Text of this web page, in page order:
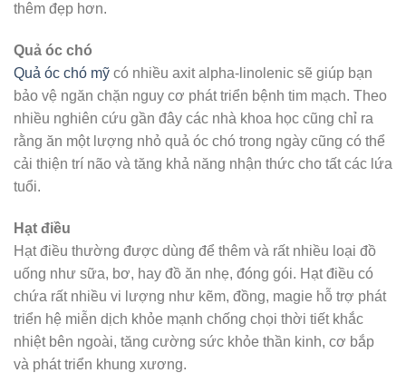
thêm đẹp hơn.
Quả óc chó
Quả óc chó mỹ có nhiều axit alpha-linolenic sẽ giúp bạn
bảo vệ ngăn chặn nguy cơ phát triển bệnh tim mạch. Theo
nhiều nghiên cứu gần đây các nhà khoa học cũng chỉ ra
rằng ăn một lượng nhỏ quả óc chó trong ngày cũng có thể
cải thiện trí não và tăng khả năng nhận thức cho tất các lứa
tuổi.
Hạt điều
Hạt điều thường được dùng để thêm và rất nhiều loại đồ
uống như sữa, bơ, hay đồ ăn nhẹ, đóng gói. Hạt điều có
chứa rất nhiều vi lượng như kẽm, đồng, magie hỗ trợ phát
triển hệ miễn dịch khỏe mạnh chống chọi thời tiết khắc
nhiệt bên ngoài, tăng cường sức khỏe thần kinh, cơ bắp
và phát triển khung xương.